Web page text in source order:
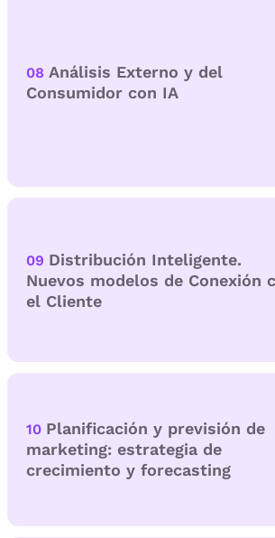
08 Análisis Externo y del
Consumidor con IA
09 Distribución Inteligente.
Nuevos modelos de Conexión
el Cliente
10 Planificación y previsión de
marketing: estrategia de
crecimiento y forecasting